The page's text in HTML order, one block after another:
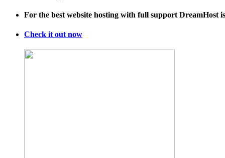
For the best website hosting with full support DreamHost
Check it out now